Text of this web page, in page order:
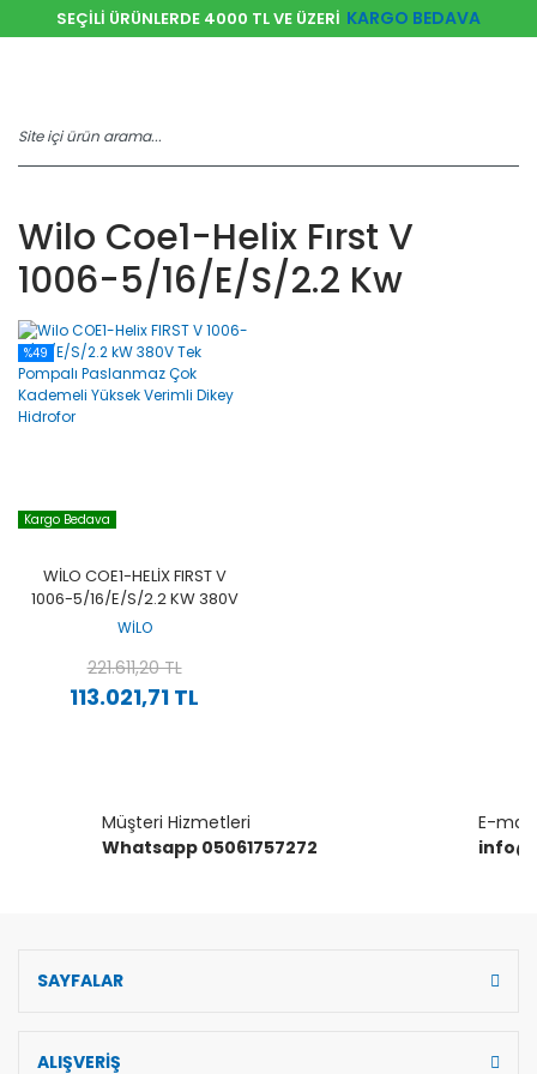
SEÇİLİ ÜRÜNLERDE 4000 TL VE ÜZERİ KARGO BEDAVA
Wilo Coe1-Helix Fırst V
1006-5/16/e/s/2.2 Kw
%49
Kargo Bedava
WILO COE1-HELIX FIRST V
1006-5/16/E/S/2.2 KW 380V
TEK POMPALI PASLANMAZ
VERIMLI DIKEY HIDROFOR
WİLO
113.021,71 TL
221.611,20 TL
Müşteri Hizmetleri
Whatsapp 05061757272
E-mail
SAYFALAR
ALIŞVERİŞ